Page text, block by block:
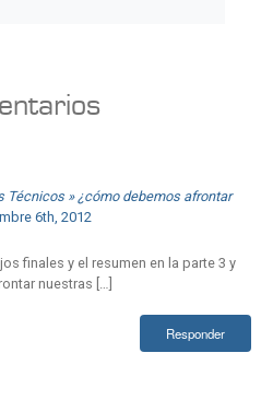
de la construcción y
Técnicos » ¿cómo debemos afrontar
6th, 2012
finales y el resumen en la parte 3 y
nuestras […]
Responder